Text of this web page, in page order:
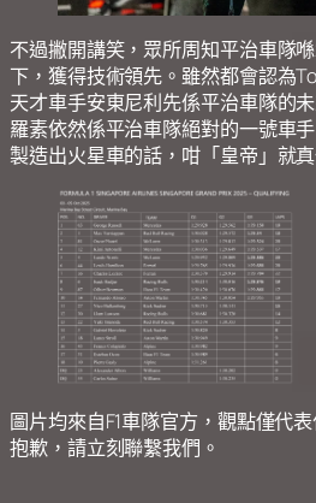
不過撇開講笑，眾所周知平治車隊
下，獲得技術領先。雖然都會認為
天才車手安東尼利先係平治車隊的
羅素依然係平治車隊絕對的一號車
製造出火星車的話，咁「皇帝」就
圖片均來自F1車隊官方，觀點僅代
抱歉，請立刻聯繫我們。